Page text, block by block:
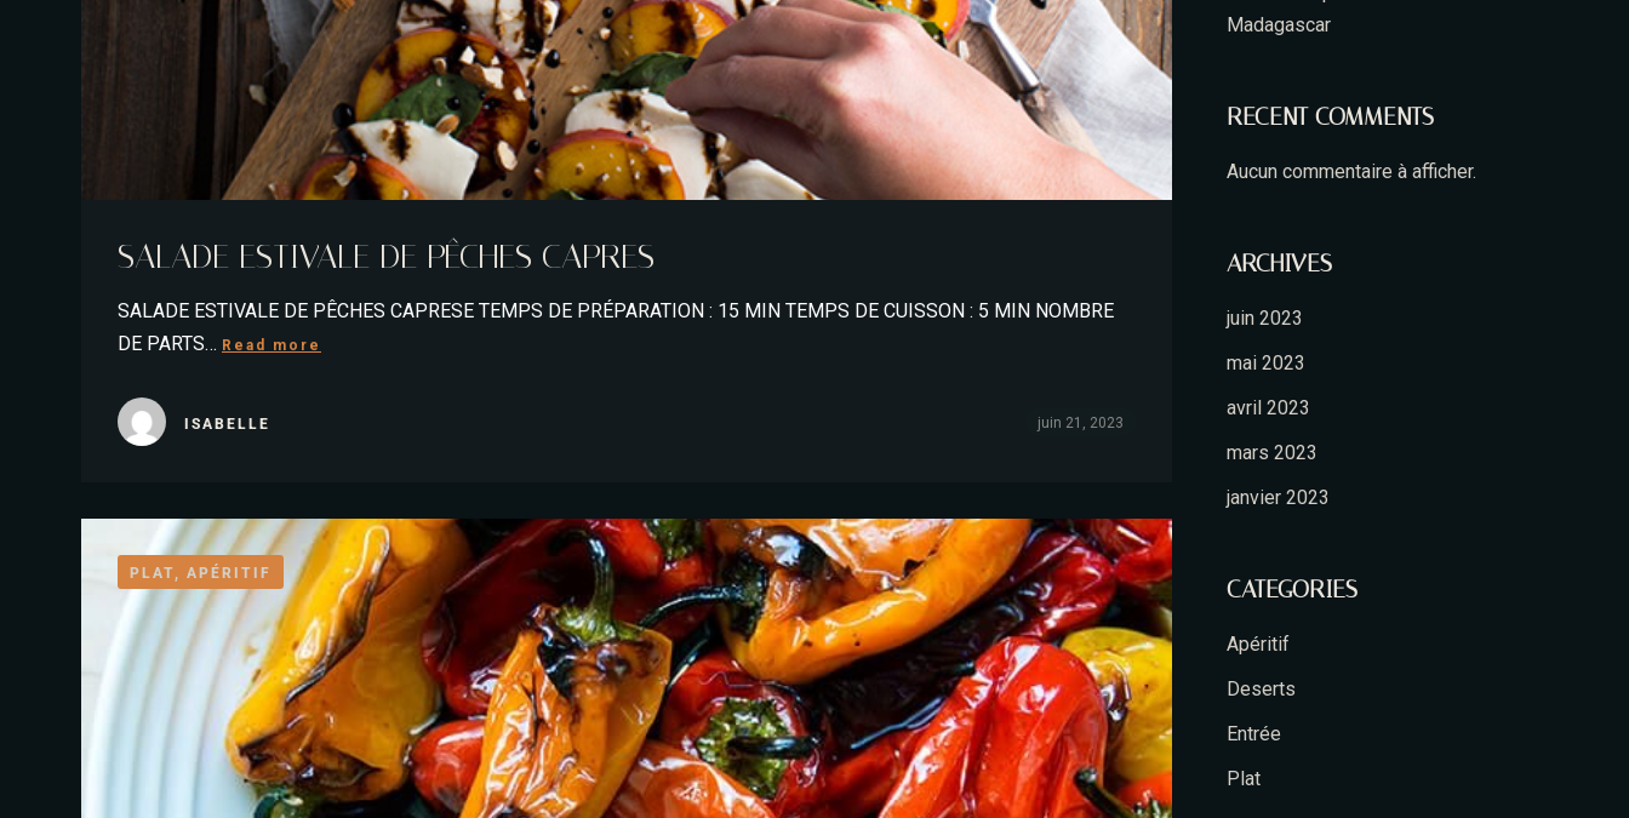
SALADE ESTIVALE DE PÊCHES CAPRES
SALADE ESTIVALE DE PÊCHES CAPRESE TEMPS DE PRÉPARATION : 15 MIN TEMPS DE CUISSON : 5 MIN NOMBRE
DE PARTS… Read more
ISABELLE juin 21, 2023
PLAT, APÉRITIF
Madagascar
RECENT COMMENTS
Aucun commentaire à afficher.
ARCHIVES
juin 2023
mai 2023
avril 2023
mars 2023
janvier 2023
CATEGORIES
Apéritif
Deserts
Entrée
Plat